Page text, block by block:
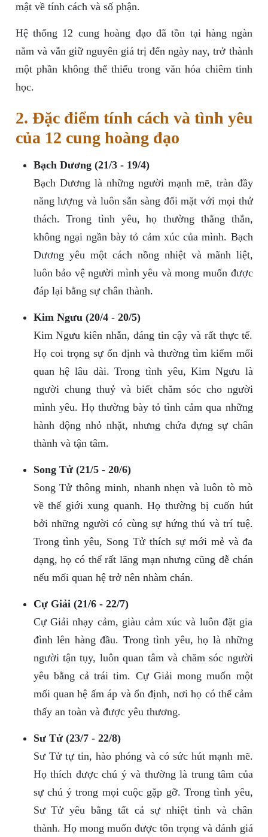
mật về tính cách và số phận.
Hệ thống 12 cung hoàng đạo đã tồn tại hàng ngàn
năm và vẫn giữ nguyên giá trị đến ngày nay, trở thành
một phần không thể thiếu trong văn hóa chiêm tinh
học.
2. Đặc điểm tính cách và tình yêu
của 12 cung hoàng đạo
Bạch Dương (21/3 - 19/4)
Bạch Dương là những người mạnh mẽ, tràn đầy
năng lượng và luôn sẵn sàng đối mặt với mọi thử
thách. Trong tình yêu, họ thường thẳng thắn,
không ngại ngần bày tỏ cảm xúc của mình. Bạch
Dương yêu một cách nồng nhiệt và mãnh liệt,
luôn bảo vệ người mình yêu và mong muốn được
đáp lại bằng sự chân thành.
Kim Ngưu (20/4 - 20/5)
Kim Ngưu kiên nhẫn, đáng tin cậy và rất thực tế.
Họ coi trọng sự ổn định và thường tìm kiếm mối
quan hệ lâu dài. Trong tình yêu, Kim Ngưu là
người chung thuỷ và biết chăm sóc cho người
mình yêu. Họ thường bày tỏ tình cảm qua những
hành động nhỏ nhặt, nhưng chứa đựng sự chân
thành và tận tâm.
Song Tử (21/5 - 20/6)
Song Tử thông minh, nhanh nhẹn và luôn tò mò
về thế giới xung quanh. Họ thường bị cuốn hút
bởi những người có cùng sự hứng thú và trí tuệ.
Trong tình yêu, Song Tử thích sự mới mẻ và đa
dạng, họ có thể rất lãng mạn nhưng cũng dễ chán
nếu mối quan hệ trở nên nhàm chán.
Cự Giải (21/6 - 22/7)
Cự Giải nhạy cảm, giàu cảm xúc và luôn đặt gia
đình lên hàng đầu. Trong tình yêu, họ là những
người tận tụy, luôn quan tâm và chăm sóc người
yêu bằng cả trái tim. Cự Giải mong muốn một
mối quan hệ ấm áp và ổn định, nơi họ có thể cảm
thấy an toàn và được yêu thương.
Sư Tử (23/7 - 22/8)
Sư Tử tự tin, hào phóng và có sức hút mạnh mẽ.
Họ thích được chú ý và thường là trung tâm của
sự chú ý trong mọi cuộc gặp gỡ. Trong tình yêu,
Sư Tử yêu bằng tất cả sự nhiệt tình và chân
thành. Họ mong muốn được tôn trọng và đánh giá